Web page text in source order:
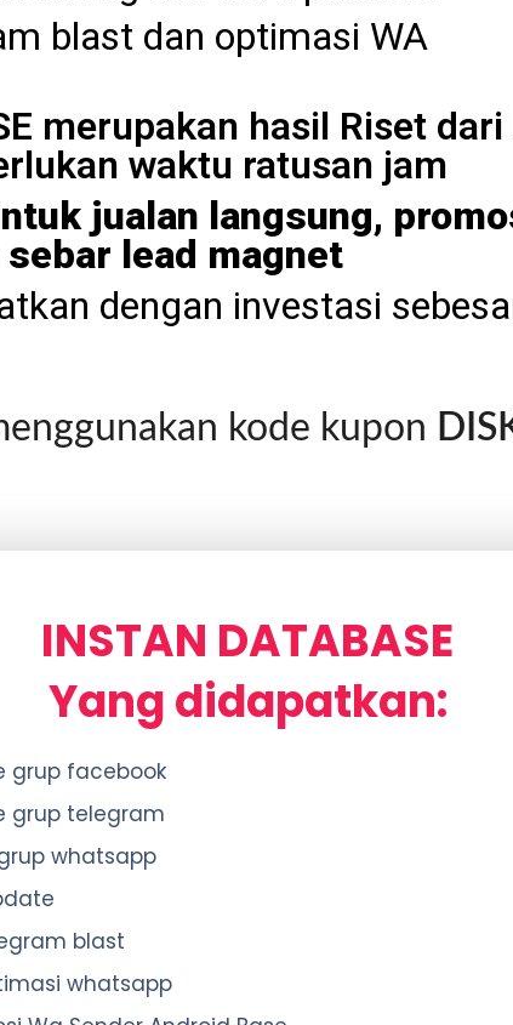
blast dan optimasi WA
merupakan hasil Riset
waktu ratusan jam
jualan langsung,
lead magnet
dengan investasi
kode kupon
INSTAN DATABASE
Yang didapatkan:
grup facebook
grup telegram
whatsapp
blast
whatsapp